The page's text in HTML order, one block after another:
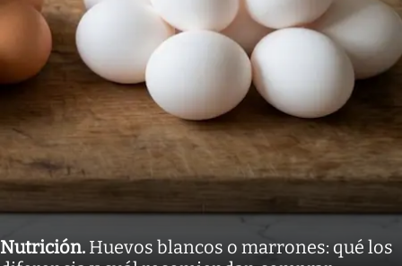
Nutrición. Huevos blancos o marrones: qué los